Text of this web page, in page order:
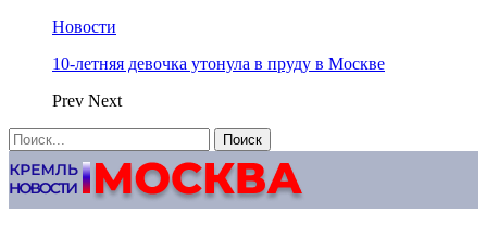
Новости
10-летняя девочка утонула в пруду в Москве
Prev Next